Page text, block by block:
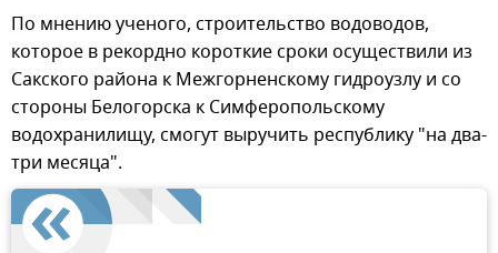
По мнению ученого, строительство водоводов,
которое в рекордно короткие сроки осуществили из
Сакского района к Межгорненскому гидроузлу и со
стороны Белогорска к Симферопольскому
водохранилищу, смогут выручить республику "на два-
три месяца".